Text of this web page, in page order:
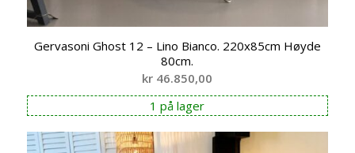
Gervasoni Ghost 12 – Lino Bianco. 220x85cm Høyde
80cm.
kr 46.850,00
1 på lager